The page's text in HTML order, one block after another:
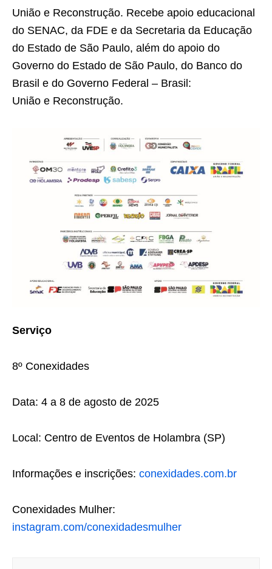
União e Reconstrução. Recebe apoio educacional
do SENAC, da FDE e da Secretaria da Educação
do Estado de São Paulo, além do apoio do
Governo do Estado de São Paulo, do Banco do
Brasil e do Governo Federal – Brasil:
União e Reconstrução.
Serviço
8º Conexidades
Data: 4 a 8 de agosto de 2025
Local: Centro de Eventos de Holambra (SP)
Informações e inscrições: conexidades.com.br
Conexidades Mulher:
instagram.com/conexidadesmulher